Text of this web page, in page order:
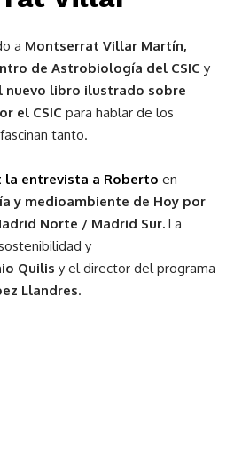
a Montserrat Villar Martín,
de Astrobiología del CSIC y
nuevo libro ilustrado sobre
el CSIC para hablar de los
tanto.
la entrevista a Roberto en
y medioambiente de Hoy por
Norte / Madrid Sur. La
y
Quilis y el director del programa
Llandres.